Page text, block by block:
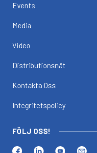
Events
Media
Video
Distributionsnät
Kontakta Oss
Integritetspolicy
FÖLJ OSS!